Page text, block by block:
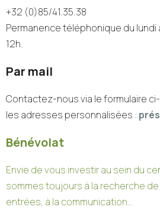
+32 (0)85/41.35.38
Permanence téléphonique du lundi
12h.
Par mail
Contactez-nous via le formulaire
les adresses personnalisées :
Bénévolat
Envie de vous investir au sein du
sommes toujours à la recherche
entrées, à la communication…